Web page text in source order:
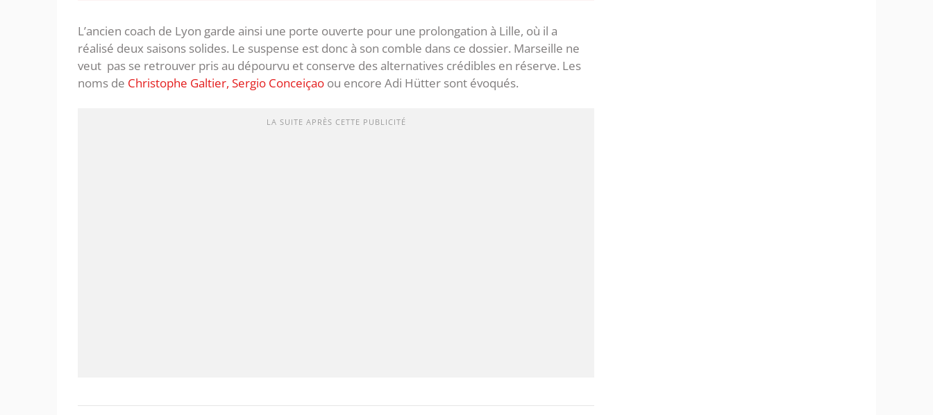
L’ancien coach de Lyon garde ainsi une porte ouverte pour une prolongation à Lille, où il a
réalisé deux saisons solides. Le suspense est donc à son comble dans ce dossier. Marseille ne
veut pas se retrouver pris au dépourvu et conserve des alternatives crédibles en réserve. Les
noms de Christophe Galtier, Sergio Conceiçao ou encore Adi Hütter sont évoqués.
LA SUITE APRÈS CETTE PUBLICITÉ